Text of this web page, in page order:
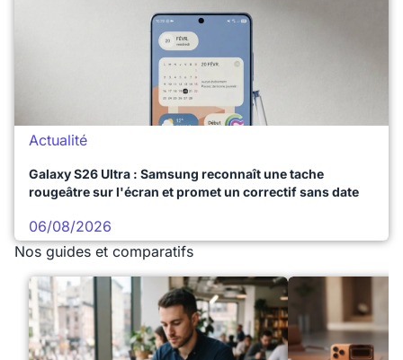
Actualité
Galaxy S26 Ultra : Samsung reconnaît une tache
rougeâtre sur l'écran et promet un correctif sans date
06/08/2026
Nos guides et comparatifs